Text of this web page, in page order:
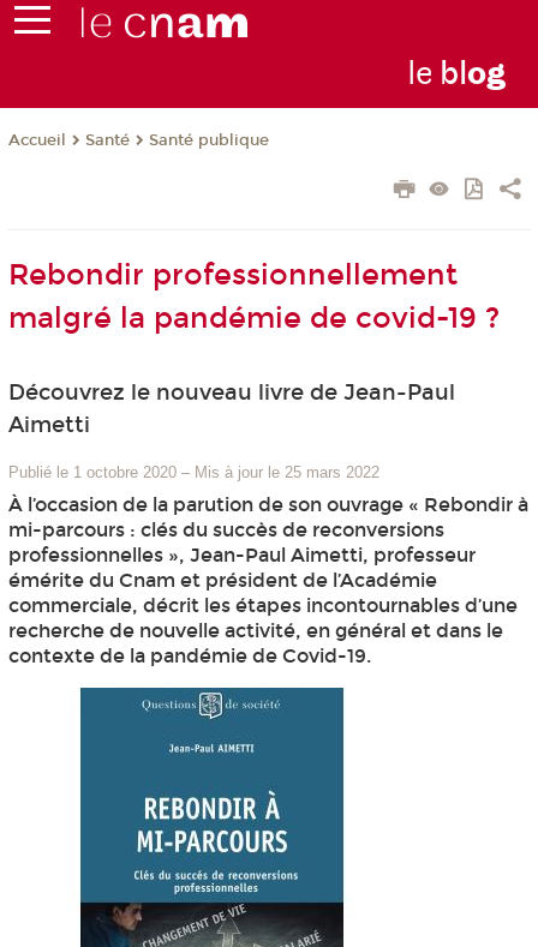
le blog
Accueil Santé Santé publique
Rebondir professionnellement
malgré la pandémie de covid-19 ?
Découvrez le nouveau livre de Jean-Paul
Aimetti
Publié le 1 octobre 2020 – Mis à jour le 25 mars 2022
À l’occasion de la parution de son ouvrage « Rebondir à
mi-parcours : clés du succès de reconversions
professionnelles », Jean-Paul Aimetti, professeur
émérite du Cnam et président de l’Académie
commerciale, décrit les étapes incontournables d’une
recherche de nouvelle activité, en général et dans le
contexte de la pandémie de Covid-19.